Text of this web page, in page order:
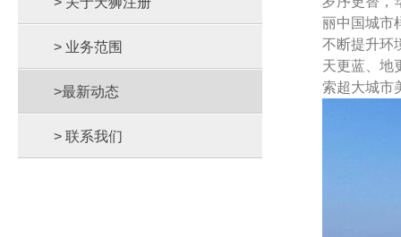
> 业务范围
>最新动态
> 联系我们
丽中国城市
不断提升环
天更蓝、地
索超大城市